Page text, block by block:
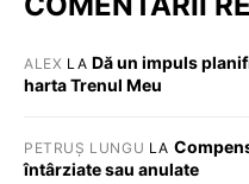
ALEX LA Dă un impuls
harta Trenul Meu
PETRUȘ LUNGU LA
întârziate sau anulate